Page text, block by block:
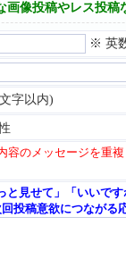
画像投稿やレス投稿
※ 英
字以内)
のメッセージを重複
と見せて」「いいで
ながる応援メッ